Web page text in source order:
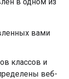
вами
классов и
веб-